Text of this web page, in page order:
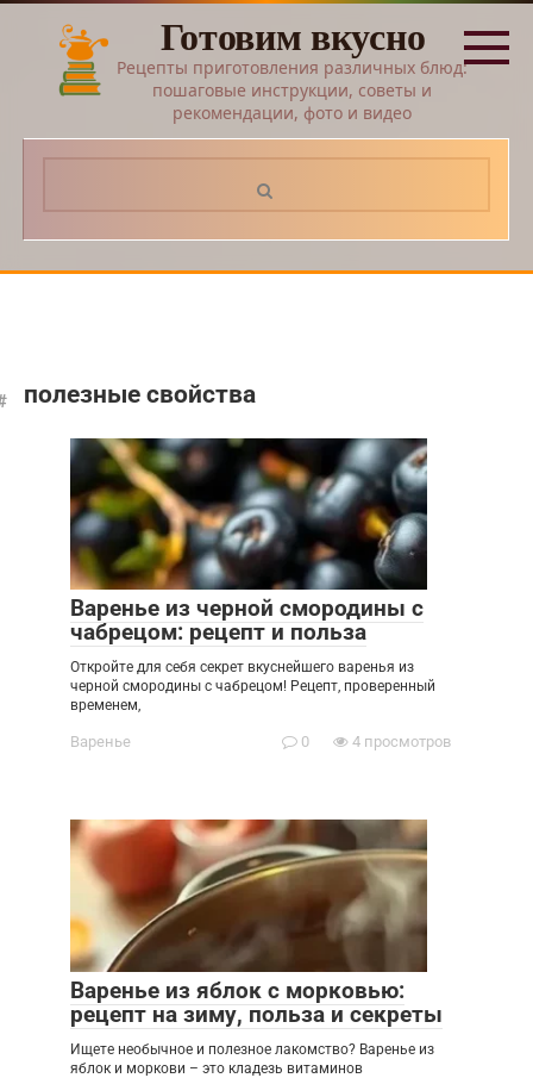
Перейти
контенту
Готовим вкусно
Рецепты приготовления различных блюд:
пошаговые инструкции, советы и
рекомендации, фото и видео
полезные свойства
Варенье из черной смородины с
чабрецом: рецепт и польза
Откройте для себя секрет вкуснейшего варенья из
черной смородины с чабрецом! Рецепт, проверенный
временем,
Варенье 0 4 просмотров
Варенье из яблок с морковью:
рецепт на зиму, польза и секреты
Ищете необычное и полезное лакомство? Варенье из
яблок и моркови – это кладезь витаминов